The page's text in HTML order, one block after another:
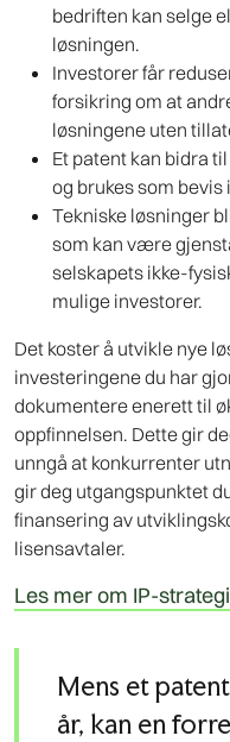
bedriften kan selge
løsningen.
Investorer får
forsikring om at
løsningene uten
Et patent kan bidra
og brukes som bevis
Tekniske løsninger
som kan være
selskapets ikke-
mulige investorer.
Det koster å utvikle nye
investeringene du har
dokumentere enerett til
oppfinnelsen. Dette gir
unngå at konkurrenter
gir deg utgangspunktet
finansering av
lisensavtaler.
Les mer om IP-strategi
Mens et
år, kan en